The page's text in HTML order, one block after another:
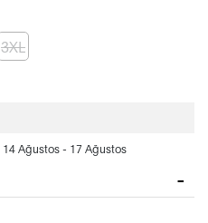
3XL
14 Ağustos - 17 Ağustos